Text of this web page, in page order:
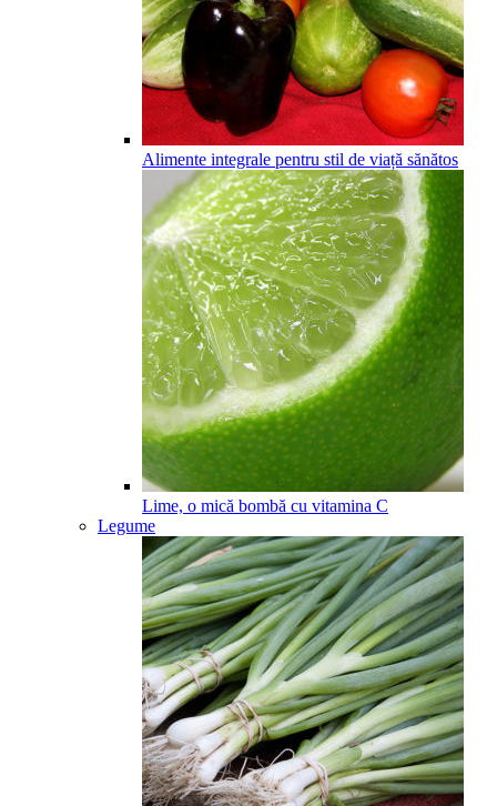
Alimente integrale pentru stil de viață sănătos
Lime, o mică bombă cu vitamina C
Legume